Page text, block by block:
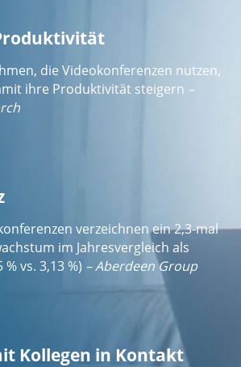
die Videokonferenzen nutzen,
ihre Produktivität steigern –
verzeichnen ein 2,3-mal
im Jahresvergleich als
vs. 3,13 %) – Aberdeen Group
Kollegen in Kontakt